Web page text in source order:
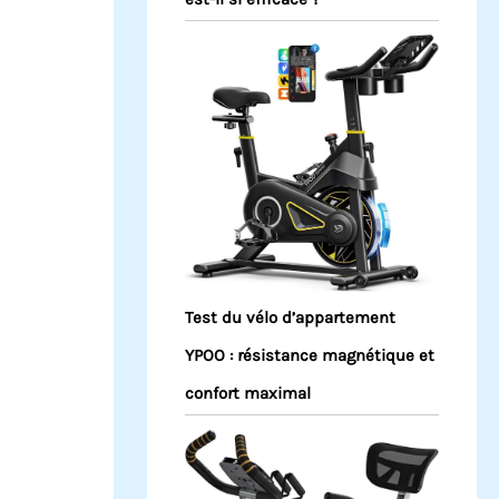
Test du vélo d’appartement
YPOO : résistance magnétique et
confort maximal